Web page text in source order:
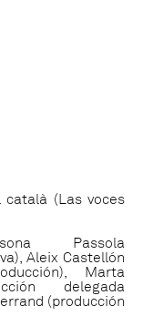
català (Las voces
Passola
Aleix Castellón
Marta
delegada
(producción